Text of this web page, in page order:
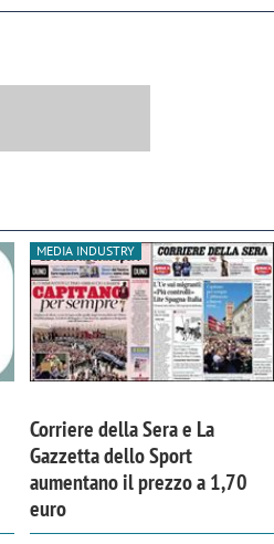
MEDIA INDUSTRY
Corriere della Sera e La
Gazzetta dello Sport
aumentano il prezzo a 1,70
euro